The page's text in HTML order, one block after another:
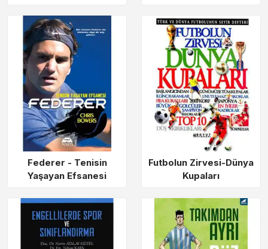
Federer - Tenisin
Yaşayan Efsanesi
Futbolun Zirvesi-Dünya
Kupaları